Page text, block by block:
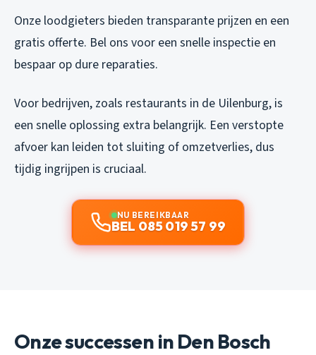
Onze loodgieters bieden transparante prijzen en een
gratis offerte. Bel ons voor een snelle inspectie en
bespaar op dure reparaties.
Voor bedrijven, zoals restaurants in de Uilenburg, is
een snelle oplossing extra belangrijk. Een verstopte
afvoer kan leiden tot sluiting of omzetverlies, dus
tijdig ingrijpen is cruciaal.
NU BEREIKBAAR
BEL 085 019 57 99
Onze successen in Den Bosch